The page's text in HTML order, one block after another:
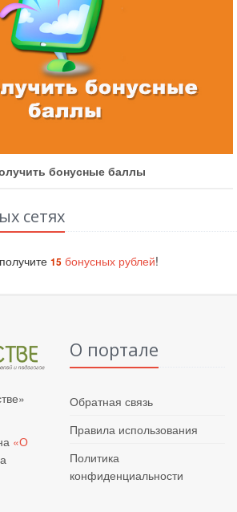
бонусные баллы
сетях
15 бонусных рублей!
«О
О портале
Обратная связь
Правила использования
Политика
конфиденциальности